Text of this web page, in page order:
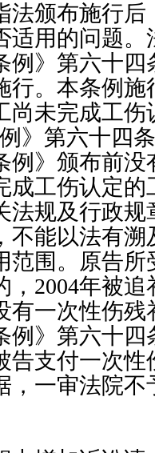
颁布施行后
适用的问题。
例》第六十四
行。本条例
尚未完成工伤
》第六十四
例》颁布前没
成工伤认定
法规及行政
不能以法有溯
范围。原告所
，2004年被
有一次性伤
例》第六十
告支付一次性
，一审法院不